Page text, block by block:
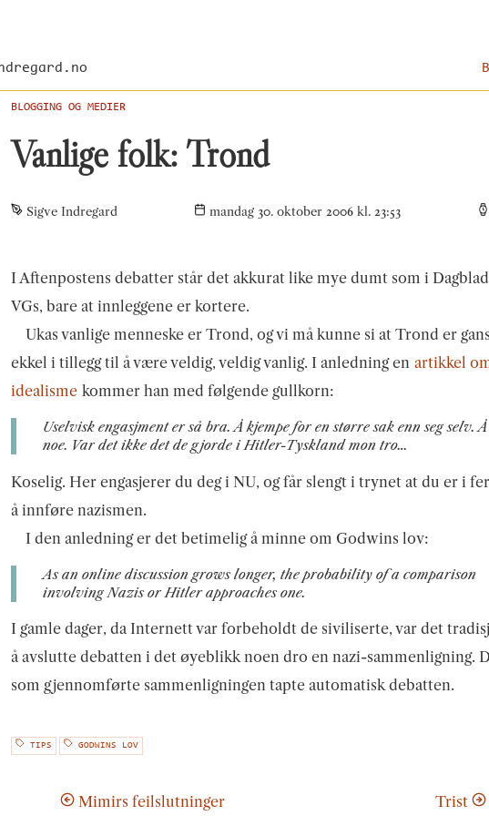
BLOGGING OG MEDIER
Vanlige folk: Trond
Sigve Indregard mandag 30. oktober 2006 kl. 23:53
I Aftenpostens debatter står det akkurat like mye dumt som i
VGs, bare at innleggene er kortere.
Ukas vanlige menneske er Trond, og vi må kunne si at Trond er
ekkel i tillegg til å være veldig, veldig vanlig. I anledning en artikkel
idealisme kommer han med følgende gullkorn:
Uselvisk engasjment er så bra. Å kjempe for en større sak enn seg selv.
noe. Var det ikke det de gjorde i Hitler-Tyskland mon tro…
Koselig. Her engasjerer du deg i NU, og får slengt i trynet at du er i
å innføre nazismen.
I den anledning er det betimelig å minne om Godwins lov:
As an online discussion grows longer, the probability of a comparison
involving Nazis or Hitler approaches one.
I gamle dager, da Internett var forbeholdt de siviliserte, var det
å avslutte debatten i det øyeblikk noen dro en nazi-sammenligning.
som gjennomførte sammenligningen tapte automatisk debatten.
TIPS GODWINS LOV
Mimirs feilslutninger Trist